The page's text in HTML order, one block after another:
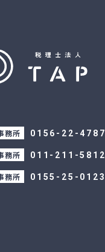
務所 0156-22-4787
務所 011-211-5812
務所 0155-25-0123